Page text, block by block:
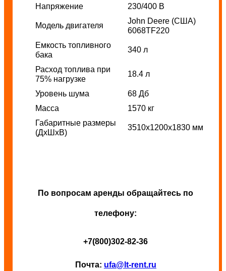
Напряжение 230/400 В
Модель двигателя
John Deere (США)
6068TF220
Емкость топливного
бака
340 л
Расход топлива при
75% нагрузке
18.4 л
Уровень шума
68 Дб
Масса
1570 кг
Габаритные размеры
(ДхШхВ)
3510x1200x1830 мм
По вопросам аренды обращайтесь по
телефону:
+7(800)302-82-36
Почта: ufa@lt-rent.ru